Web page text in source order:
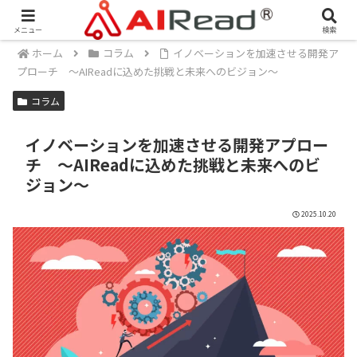
ホーム コラム
イノベーションを加速させる開発ア
プローチ 〜AIReadに込めた挑戦と未来へのビジョン〜
コラム
イノベーションを加速させる開発アプロー
チ 〜AIReadに込めた挑戦と未来へのビ
ジョン〜
2025.10.20
メニュー 検索